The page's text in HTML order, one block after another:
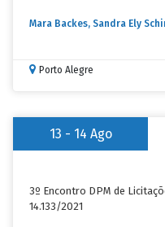
Mara Backes, Sandra Ely
Porto Alegre
13 - 14 Ago
3º Encontro DPM de
14.133/2021